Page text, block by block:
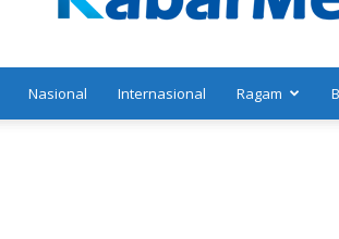
Nasional Internasional Ragam